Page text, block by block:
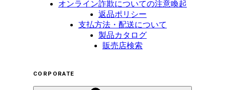
オンライン詐欺についての注意喚起
返品ポリシー
支払方法・配送について
製品カタログ
販売店検索
CORPORATE